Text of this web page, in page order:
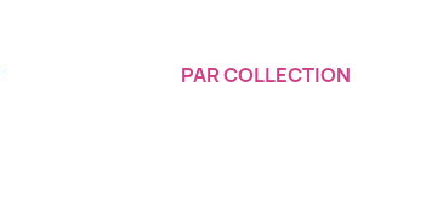
PAR COLLECTION